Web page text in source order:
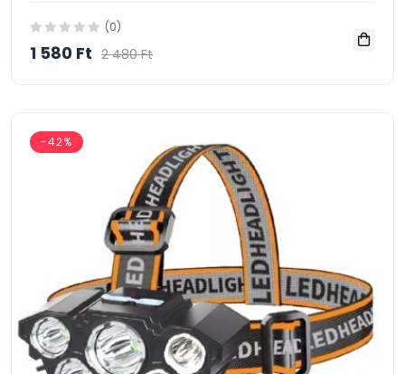
(0)
1 580 Ft 2 480 Ft
-42%